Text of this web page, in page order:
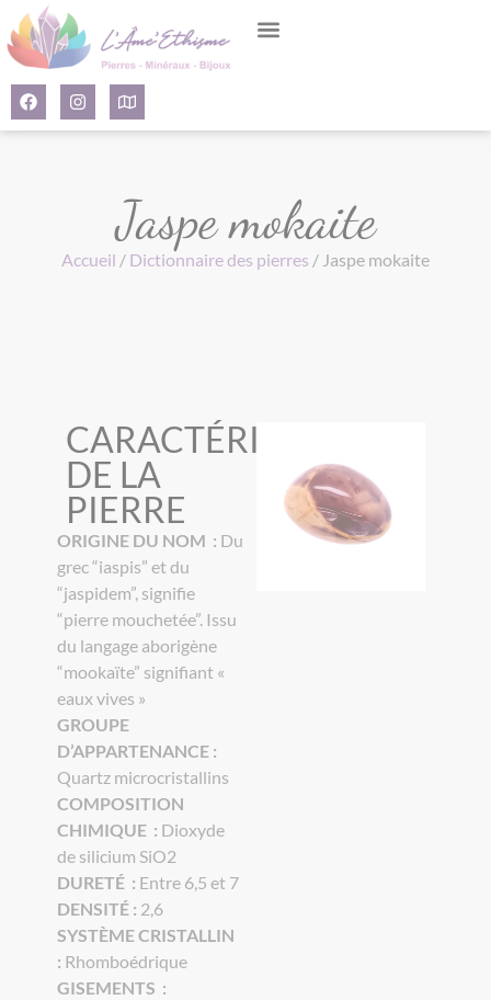
Jaspe mokaite
Accueil / Dictionnaire des pierres / Jaspe mokaite
CARACTÉRISTIQUES
DE LA
PIERRE
ORIGINE DU NOM : Du
grec “iaspis” et du
“jaspidem”, signifie
“pierre mouchetée”. Issu
du langage aborigène
“mookaïte” signifiant «
eaux vives »
GROUPE
D’APPARTENANCE :
Quartz microcristallins
COMPOSITION
CHIMIQUE : Dioxyde
de silicium SiO2
DURETÉ : Entre 6,5 et 7
DENSITÉ : 2,6
SYSTÈME CRISTALLIN
: Rhomboédrique
GISEMENTS :
Panneau de gestion des cookies